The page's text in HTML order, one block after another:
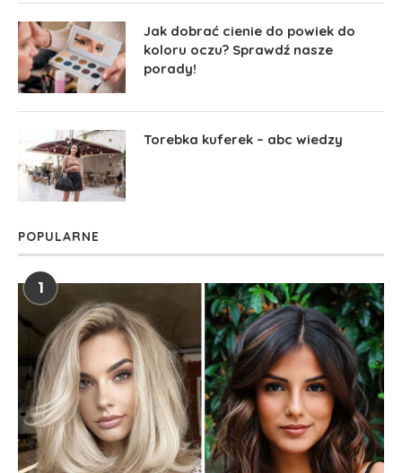
Jak dobrać cienie do powiek do
koloru oczu? Sprawdź nasze
porady!
Torebka kuferek – abc wiedzy
POPULARNE
1